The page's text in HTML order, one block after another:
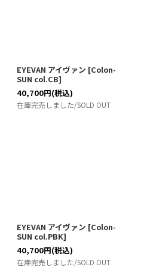
EYEVAN アイヴァン [Colon-
SUN col.CB]
40,700円(税込)
在庫完売しました/SOLD OUT
EYEVAN アイヴァン [Colon-
SUN col.PBK]
40,700円(税込)
在庫完売しました/SOLD OUT